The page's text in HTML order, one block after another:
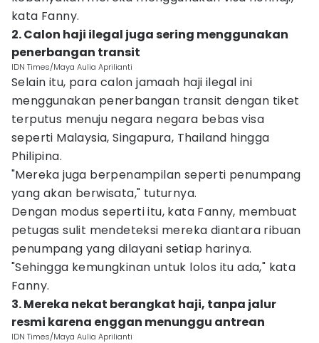
kata Fanny.
2. Calon haji ilegal juga sering menggunakan
penerbangan transit
IDN Times/Maya Aulia Aprilianti
Selain itu, para calon jamaah haji ilegal ini
menggunakan penerbangan transit dengan tiket
terputus menuju negara negara bebas visa
seperti Malaysia, Singapura, Thailand hingga
Philipina.
"Mereka juga berpenampilan seperti penumpang
yang akan berwisata," tuturnya.
Dengan modus seperti itu, kata Fanny, membuat
petugas sulit mendeteksi mereka diantara ribuan
penumpang yang dilayani setiap harinya.
"Sehingga kemungkinan untuk lolos itu ada," kata
Fanny.
3. Mereka nekat berangkat haji, tanpa jalur
resmi karena enggan menunggu antrean
IDN Times/Maya Aulia Aprilianti